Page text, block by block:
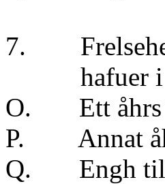
7.
hafuer i
O. Ett
P.
Q.